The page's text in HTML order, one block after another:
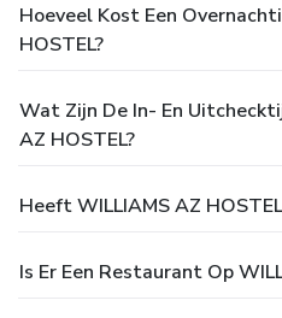
Hoeveel Kost Een
HOSTEL?
Wat Zijn De In- En
AZ HOSTEL?
Heeft WILLIAMS AZ
Is Er Een Restaurant Op